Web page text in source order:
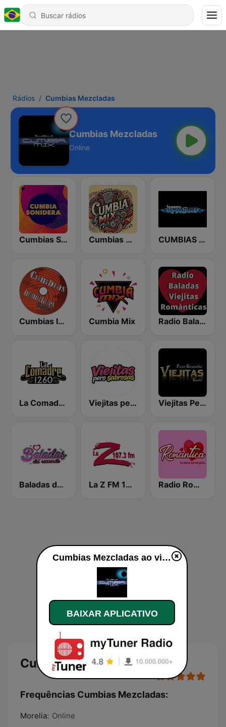
Rádios Cumbias Mezcladas
Cumbias Mezcladas
Online
Cumbias Sonideras DJec Cumbias Mix CUMBIAS INMORTALES MIX RADIO
Cumbias Inmortales Radio Cumbia Mix Radio Baladas Viejitas Románticas
La Comadre 1260 AM Viejitas pero Sabrosas Radio Viejitas Pero Bonitas Radio
Baladas del Recuerdo La Z FM 107.3 Radio Romántica México
Cumbias Mezcladas
Frequências Cumbias Mezcladas:
Morelia: Online
Cumbias Mezcladas ao vivo
BAIXAR APLICATIVO